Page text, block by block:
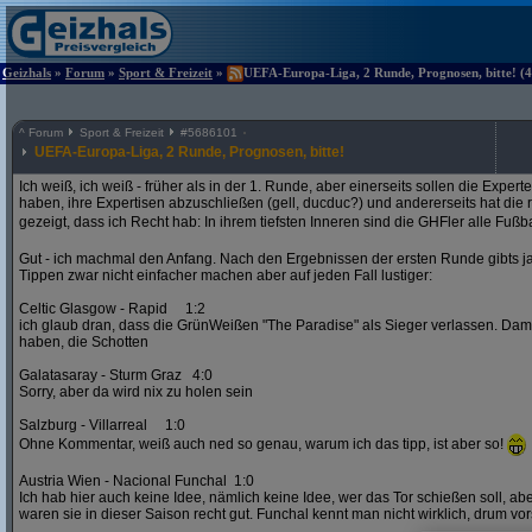
Geizhals » Forum » Sport & Freizeit » UEFA-Europa-Liga, 2 Runde, Prognosen, bitte!
^ Forum Sport & Freizeit #5686101
UEFA-Europa-Liga, 2 Runde, Prognosen, bitte!
Ich weiß, ich weiß - früher als in der 1. Runde, aber einerseits sollen die
haben, ihre Expertisen abzuschließen (gell, ducduc?) und andererseits hat die
gezeigt, dass ich Recht hab: In ihrem tiefsten Inneren sind die GHFler alle
Gut - ich machmal den Anfang. Nach den Ergebnissen der ersten Runde gibts
Tippen zwar nicht einfacher machen aber auf jeden Fall lustiger:
Celtic Glasgow - Rapid 1:2
ich glaub dran, dass die GrünWeißen "The Paradise" als Sieger verlassen.
haben, die Schotten
Galatasaray - Sturm Graz 4:0
Sorry, aber da wird nix zu holen sein
Salzburg - Villarreal 1:0
Ohne Kommentar, weiß auch ned so genau, warum ich das tipp, ist aber so!
Austria Wien - Nacional Funchal 1:0
Ich hab hier auch keine Idee, nämlich keine Idee, wer das Tor schießen soll,
waren sie in dieser Saison recht gut. Funchal kennt man nicht wirklich, drum